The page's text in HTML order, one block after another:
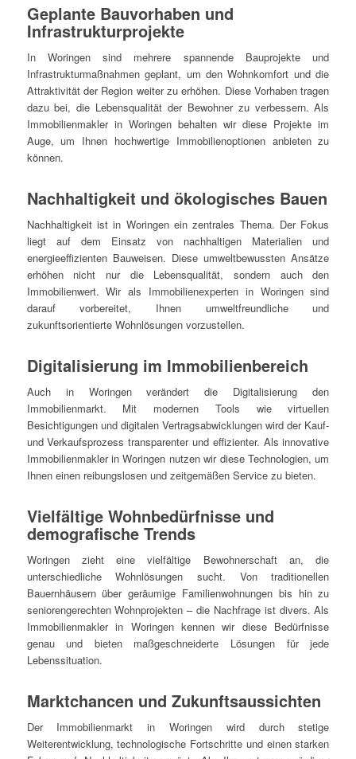
Geplante Bauvorhaben und
Infrastrukturprojekte
In Woringen sind mehrere spannende Bauprojekte und
Infrastrukturmaßnahmen geplant, um den Wohnkomfort und die
Attraktivität der Region weiter zu erhöhen. Diese Vorhaben tragen
dazu bei, die Lebensqualität der Bewohner zu verbessern. Als
Immobilienmakler in Woringen behalten wir diese Projekte im
Auge, um Ihnen hochwertige Immobilienoptionen anbieten zu
können.
Nachhaltigkeit und ökologisches Bauen
Nachhaltigkeit ist in Woringen ein zentrales Thema. Der Fokus
liegt auf dem Einsatz von nachhaltigen Materialien und
energieeffizienten Bauweisen. Diese umweltbewussten Ansätze
erhöhen nicht nur die Lebensqualität, sondern auch den
Immobilienwert. Wir als Immobilienexperten in Woringen sind
darauf vorbereitet, Ihnen umweltfreundliche und
zukunftsorientierte Wohnlösungen vorzustellen.
Digitalisierung im Immobilienbereich
Auch in Woringen verändert die Digitalisierung den
Immobilienmarkt. Mit modernen Tools wie virtuellen
Besichtigungen und digitalen Vertragsabwicklungen wird der Kauf-
und Verkaufsprozess transparenter und effizienter. Als innovative
Immobilienmakler in Woringen nutzen wir diese Technologien, um
Ihnen einen reibungslosen und zeitgemäßen Service zu bieten.
Vielfältige Wohnbedürfnisse und
demografische Trends
Woringen zieht eine vielfältige Bewohnerschaft an, die
unterschiedliche Wohnlösungen sucht. Von traditionellen
Bauernhäusern über geräumige Familienwohnungen bis hin zu
seniorengerechten Wohnprojekten – die Nachfrage ist divers. Als
Immobilienmakler in Woringen kennen wir diese Bedürfnisse
genau und bieten maßgeschneiderte Lösungen für jede
Lebenssituation.
Marktchancen und Zukunftsaussichten
Der Immobilienmarkt in Woringen wird durch stetige
Weiterentwicklung, technologische Fortschritte und einen starken